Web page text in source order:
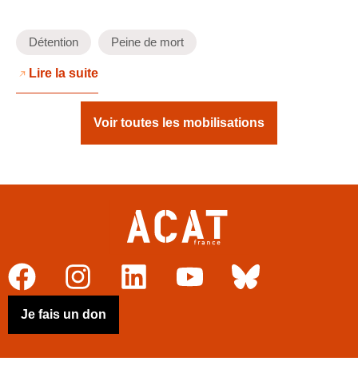
Détention Peine de mort
Lire la suite
Voir toutes les mobilisations
Je fais un don